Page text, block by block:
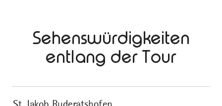
Sehenswürdigkeiten
entlang der Tour
1